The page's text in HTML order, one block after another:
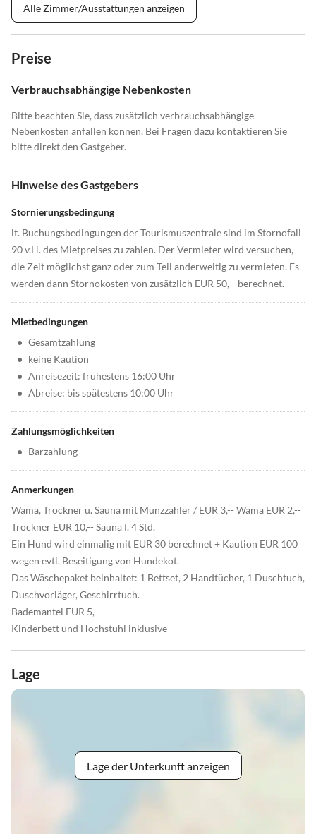
Alle Zimmer/Ausstattungen anzeigen
Preise
Verbrauchsabhängige Nebenkosten
Bitte beachten Sie, dass zusätzlich verbrauchsabhängige
Nebenkosten anfallen können. Bei Fragen dazu kontaktieren Sie
bitte direkt den Gastgeber.
Hinweise des Gastgebers
Stornierungsbedingung
lt. Buchungsbedingungen der Tourismuszentrale sind im Stornofall
90 v.H. des Mietpreises zu zahlen. Der Vermieter wird versuchen,
die Zeit möglichst ganz oder zum Teil anderweitig zu vermieten. Es
werden dann Stornokosten von zusätzlich EUR 50,-- berechnet.
Mietbedingungen
• Gesamtzahlung
• keine Kaution
• Anreisezeit: frühestens 16:00 Uhr
• Abreise: bis spätestens 10:00 Uhr
Zahlungsmöglichkeiten
• Barzahlung
Anmerkungen
Wama, Trockner u. Sauna mit Münzzähler / EUR 3,-- Wama EUR 2,--
Trockner EUR 10,-- Sauna f. 4 Std.
Ein Hund wird einmalig mit EUR 30 berechnet + Kaution EUR 100
wegen evtl. Beseitigung von Hundekot.
Das Wäschepaket beinhaltet: 1 Bettset, 2 Handtücher, 1 Duschtuch,
Duschvorläger, Geschirrtuch.
Bademantel EUR 5,--
Kinderbett und Hochstuhl inklusive
Lage
Lage der Unterkunft anzeigen